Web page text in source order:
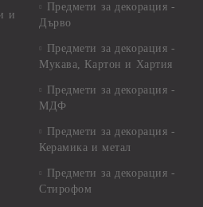
и
Предмети за декорация -
Дърво
Предмети за декорация -
Мукава, Картон и Хартия
Предмети за декорация -
МДФ
Предмети за декорация -
Керамика и метал
Предмети за декорация -
Стирофом